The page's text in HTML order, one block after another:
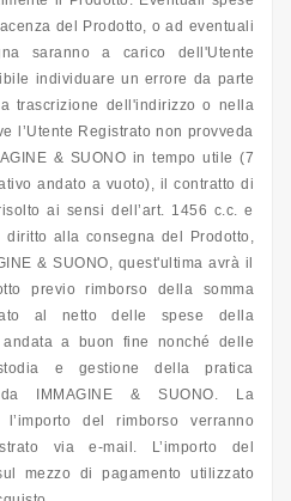
del Prodotto, o ad eventuali
saranno a carico dell'Utente
individuare un errore da parte
trascrizione dell'indirizzo o nella
l’Utente Registrato non provveda
& SUONO in tempo utile (7
andato a vuoto), il contratto di
ai sensi dell’art. 1456 c.c. e
diritto alla consegna del Prodotto,
& SUONO, quest'ultima avrà il
previo rimborso della somma
al netto delle spese della
a buon fine nonché delle
e gestione della pratica
da IMMAGINE & SUONO. La
del rimborso verranno
via e-mail. L’importo del
mezzo di pagamento utilizzato